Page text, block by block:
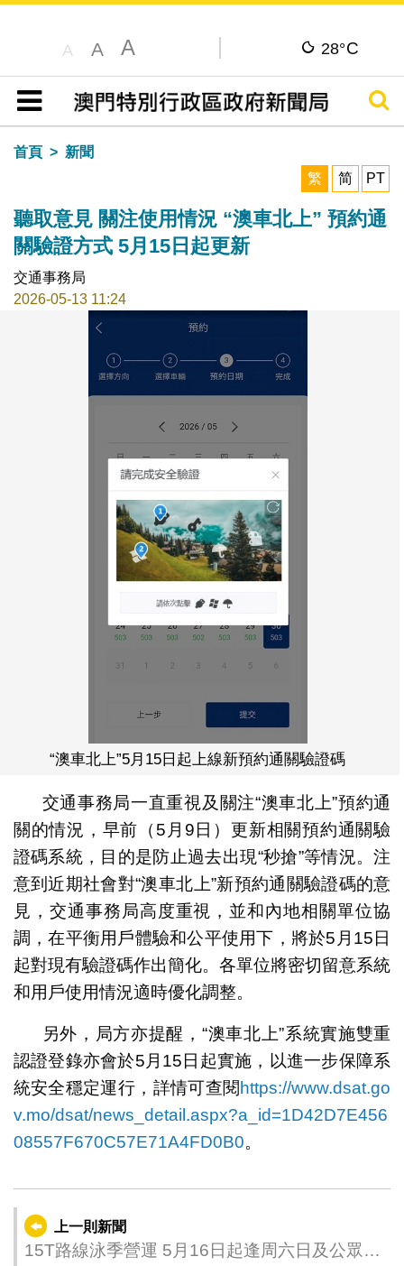
A A A 28°C
目錄
搜尋
首頁
新聞
繁
简 PT
聽取意見 關注使用情況 “澳車北上” 預約通
關驗證方式 5月15日起更新
交通事務局
2026-05-13 11:24
“澳車北上”5月15日起上線新預約通關驗證碼
交通事務局一直重視及關注“澳車北上”預約通
關的情況，早前（5月9日）更新相關預約通關驗
證碼系統，目的是防止過去出現“秒搶”等情況。注
意到近期社會對“澳車北上”新預約通關驗證碼的意
見，交通事務局高度重視，並和內地相關單位協
調，在平衡用戶體驗和公平使用下，將於5月15日
起對現有驗證碼作出簡化。各單位將密切留意系統
和用戶使用情況適時優化調整。
另外，局方亦提醒，“澳車北上”系統實施雙重
認證登錄亦會於5月15日起實施，以進一步保障系
統安全穩定運行，詳情可查閱https://www.dsat.go
v.mo/dsat/news_detail.aspx?a_id=1D42D7E456
08557F670C57E71A4FD0B0。
上一則新聞
15T路線泳季營運 5月16日起逢周六日及公眾假